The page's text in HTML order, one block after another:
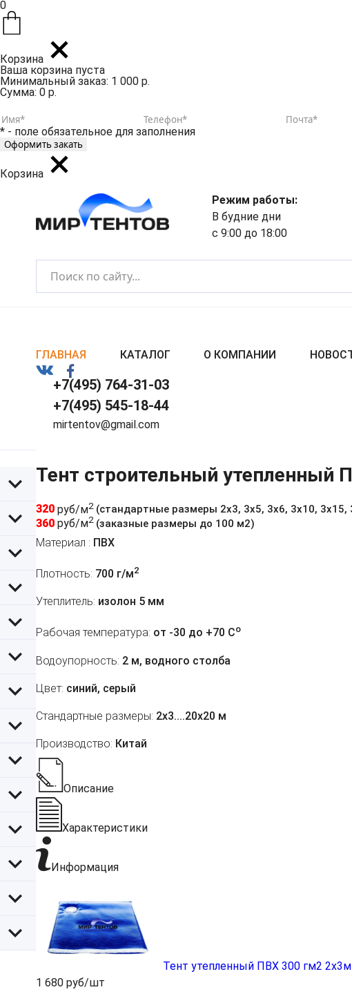
0
Корзина
Ваша корзина пуста
Минимальный заказ: 1 000 р.
Сумма: 0 р.
* - поле обязательное для заполнения
Корзина
Режим работы:
В будние дни
с 9:00 до 18:00
ГЛАВНАЯ КАТАЛОГ О КОМПАНИИ
+7(495) 764-31-03
+7(495) 545-18-44
mirtentov@gmail.com
Тент строительный утепленный
320 руб/м2 (стандартные размеры 2х3, 3х5, 3х6, 3х10, 3х15,
360 руб/м2 (заказные размеры до 100 м2)
Материал : ПВХ
Плотность: 700 г/м2
Утеплитель: изолон 5 мм
Рабочая температура: от -30 до +70 Co
Водоупорность: 2 м, водного столба
Цвет: синий, серый
Стандартные размеры: 2х3....20х20 м
Производство: Китай
Описание
Характеристики
Информация
Тент утепленный ПВХ 300 гм2 2x3м
1 680 руб/шт